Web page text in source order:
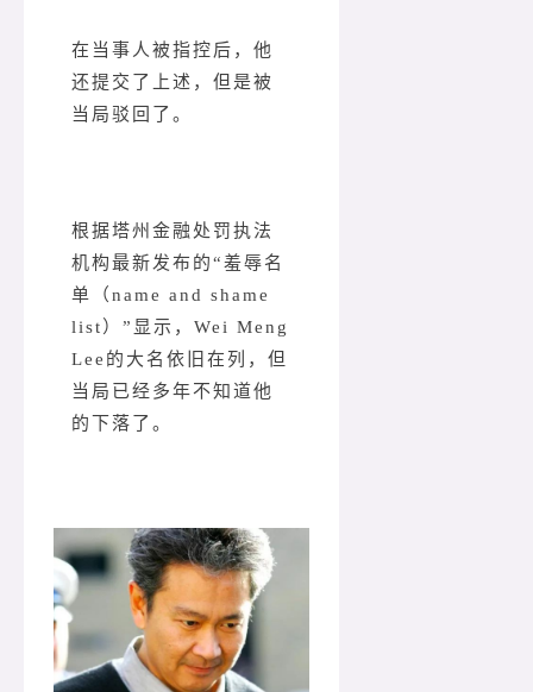
在当事人被指控后，他
还提交了上述，但是被
当局驳回了。
根据塔州金融处罚执法
机构最新发布的“羞辱名
单（name and shame
list）”显示，Wei Meng
Lee的大名依旧在列，但
当局已经多年不知道他
的下落了。